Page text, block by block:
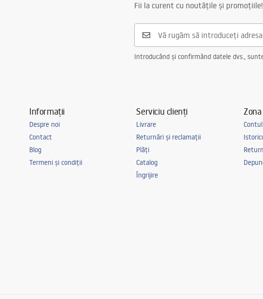
Fii la curent cu noutățile și promoțiile!
Introducând și confirmând datele dvs.,
Informații
Despre noi
Contact
Blog
Termeni și condiții
Serviciu clienți
Livrare
Returnări și reclamații
Plăți
Catalog
Îngrijire